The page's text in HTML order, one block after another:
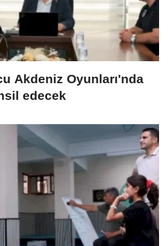
Akdeniz Oyunları'nda
edecek